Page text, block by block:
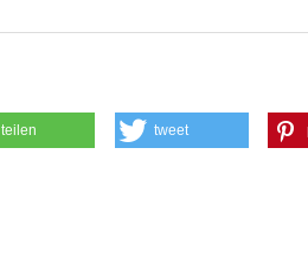
teilen tweet